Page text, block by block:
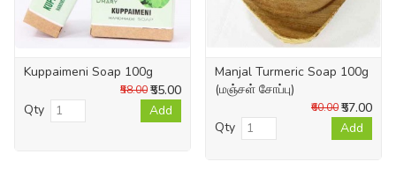
Kuppaimeni Soap 100g
₹55.00
₹58.00
Qty Add
Manjal Turmeric Soap 100g
(மஞ்சள் சோப்பு)
₹57.00
₹60.00
Qty Add